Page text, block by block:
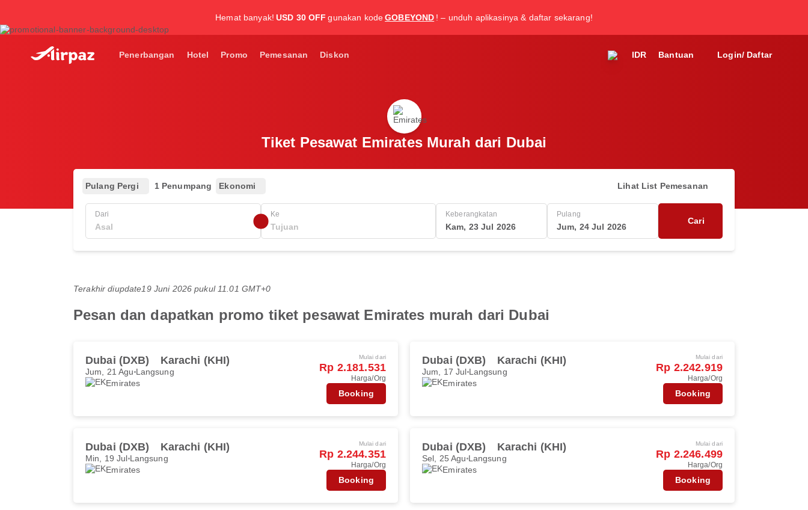
Hemat banyak! USD 30 OFF gunakan kodeGOBEYOND ! – unduh aplikasinya & daftar sekarang!
Penerbangan Hotel Promo Pemesanan Diskon IDR Bantuan Login/ Daftar
Tiket Pesawat Emirates Murah dari Dubai
Pulang Pergi 1 Penumpang Ekonomi Lihat List Pemesanan
Dari Ke Keberangkatan
Kam, 23 Jul 2026
Pulang
Jum, 24 Jul 2026
Cari
Terakhir diupdate19 Juni 2026 pukul 11.01 GMT+0
Pesan dan dapatkan promo tiket pesawat Emirates murah dari Dubai
Dubai (DXB) Karachi (KHI)
Jum, 21 Agu Langsung
Emirates
Mulai dari
Rp 2.181.531
Harga/Org
Booking
Dubai (DXB) Karachi (KHI)
Jum, 17 Jul Langsung
Emirates
Mulai dari
Rp 2.242.919
Harga/Org
Booking
Dubai (DXB) Karachi (KHI)
Min, 19 Jul Langsung
Emirates
Mulai dari
Rp 2.244.351
Harga/Org
Booking
Dubai (DXB) Karachi (KHI)
Sel, 25 Agu Langsung
Emirates
Mulai dari
Rp 2.246.499
Harga/Org
Booking